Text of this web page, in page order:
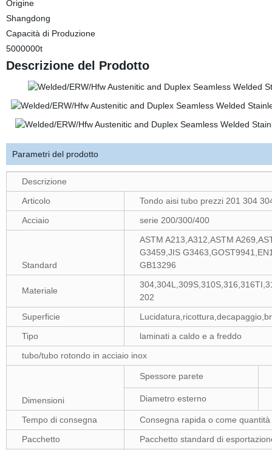
Origine
Shangdong
Capacità di Produzione
5000000t
Descrizione del Prodotto
Parametri del prodotto
Descrizione
Articolo
Tondo aisi tubo prezzi 201 304
Acciaio
serie 200/300/400
Standard
ASTM A213,A312,ASTM
G3459,JIS
GB13296
Materiale
202
Superficie
Tipo
laminati a caldo e a freddo
tubo/tubo rotondo in acciaio inox
Dimensioni
Spessore parete
Diametro esterno
Tempo di consegna
Consegna rapida o come
Pacchetto
Pacchetto standard di